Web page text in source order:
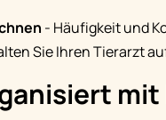
- Häufigkeit und
Sie Ihren Tierarzt
mit